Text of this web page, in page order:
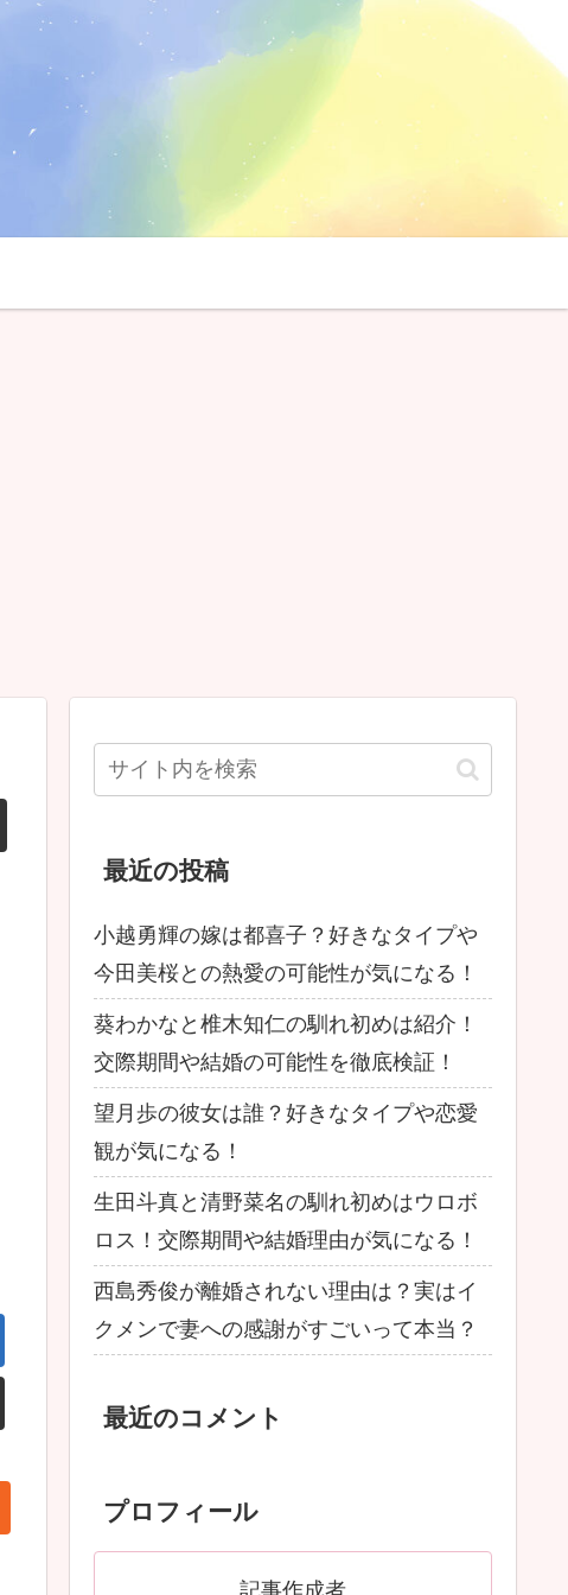
最近の投稿
小越勇輝の嫁は都喜子？好きなタイプや
今田美桜との熱愛の可能性が気になる！
葵わかなと椎木知仁の馴れ初めは紹介！
交際期間や結婚の可能性を徹底検証！
望月歩の彼女は誰？好きなタイプや恋愛
観が気になる！
生田斗真と清野菜名の馴れ初めはウロボ
ロス！交際期間や結婚理由が気になる！
西島秀俊が離婚されない理由は？実はイ
クメンで妻への感謝がすごいって本当？
最近のコメント
プロフィール
記事作成者